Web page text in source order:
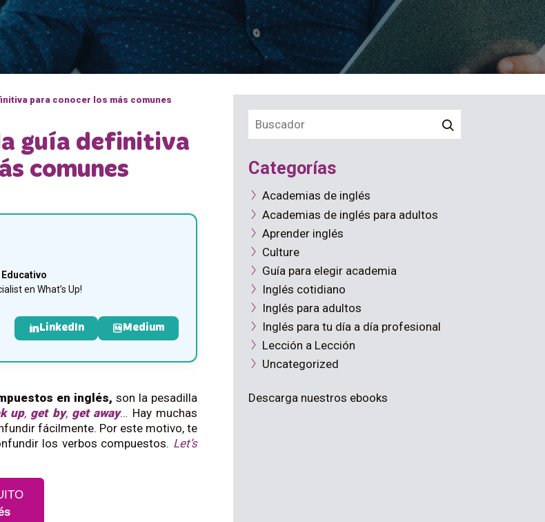
para conocer los más comunes
guía definitiva
comunes
en What’s Up!
LinkedIn Medium
en inglés, son la pesadilla
up, get by, get away… Hay muchas
fácilmente. Por este motivo, te
los verbos compuestos. Let’s
Categorías
Academias de inglés
Academias de inglés para adultos
Aprender inglés
Culture
Guía para elegir academia
Inglés cotidiano
Inglés para adultos
Inglés para tu día a día profesional
Lección a Lección
Uncategorized
Descarga nuestros ebooks